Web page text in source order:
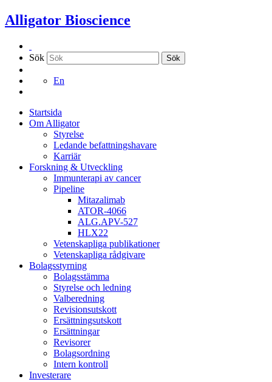
Hoppa
till
Alligator Bioscience
Sök Sök
En
Startsida
Om Alligator
Styrelse
Ledande befattningshavare
Karriär
Forskning & Utveckling
Immunterapi av cancer
Pipeline
Mitazalimab
ATOR-4066
ALG.APV-527
HLX22
Vetenskapliga publikationer
Vetenskapliga rådgivare
Bolagsstyrning
Bolagsstämma
Styrelse och ledning
Valberedning
Revisionsutskott
Ersättningsutskott
Ersättningar
Revisorer
Bolagsordning
Intern kontroll
Investerare